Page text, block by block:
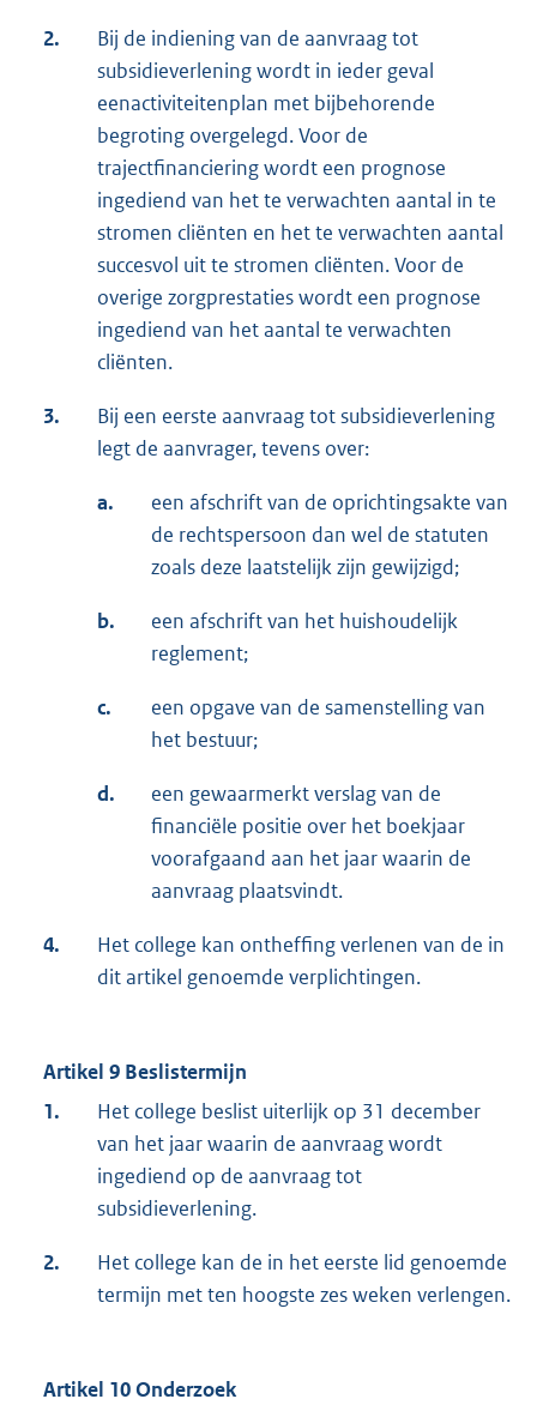
2.
Bij de indiening van de aanvraag tot
subsidieverlening wordt in ieder geval
eenactiviteitenplan met bijbehorende
begroting overgelegd. Voor de
trajectfinanciering wordt een prognose
ingediend van het te verwachten aantal in te
stromen cliënten en het te verwachten aantal
succesvol uit te stromen cliënten. Voor de
overige zorgprestaties wordt een prognose
ingediend van het aantal te verwachten
cliënten.
3.
Bij een eerste aanvraag tot subsidieverlening
legt de aanvrager, tevens over:
a.
een afschrift van de oprichtingsakte van
de rechtspersoon dan wel de statuten
zoals deze laatstelijk zijn gewijzigd;
b.
een afschrift van het huishoudelijk
reglement;
c.
een opgave van de samenstelling van
het bestuur;
d.
een gewaarmerkt verslag van de
financiële positie over het boekjaar
voorafgaand aan het jaar waarin de
aanvraag plaatsvindt.
4.
Het college kan ontheffing verlenen van de in
dit artikel genoemde verplichtingen.
Artikel 9 Beslistermijn
1.
Het college beslist uiterlijk op 31 december
van het jaar waarin de aanvraag wordt
ingediend op de aanvraag tot
subsidieverlening.
2.
Het college kan de in het eerste lid genoemde
termijn met ten hoogste zes weken verlengen.
Artikel 10 Onderzoek